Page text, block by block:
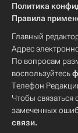
Политика
Правила
Главный
Адрес
По вопросам
воспользуйтесь
Телефон
Чтобы связаться
замеченных
связи.